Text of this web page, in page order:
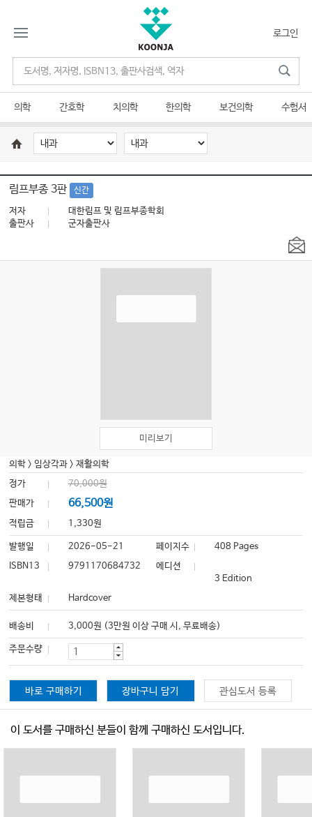
로그인
의학 간호학 치의학 한의학 보건의학 수험서
림프부종 3판 신간
저자
대한림프 및 림프부종학회
출판사
군자출판사
미리보기
의학 > 임상각과 >재활의학
정가
70,000원
판매가
66,500원
적립금 1,330원
발행일 2026-05-21 페이지수
408 Pages
ISBN13
9791170684732
에디션
3 Edition
제본형태
Hardcover
배송비 3,000원 (3만원 이상 구매 시, 무료배송)
주문수량
바로 구매하기 장바구니 담기 관심도서 등록
이 도서를 구매하신 분들이 함께 구매하신 도서입니다.